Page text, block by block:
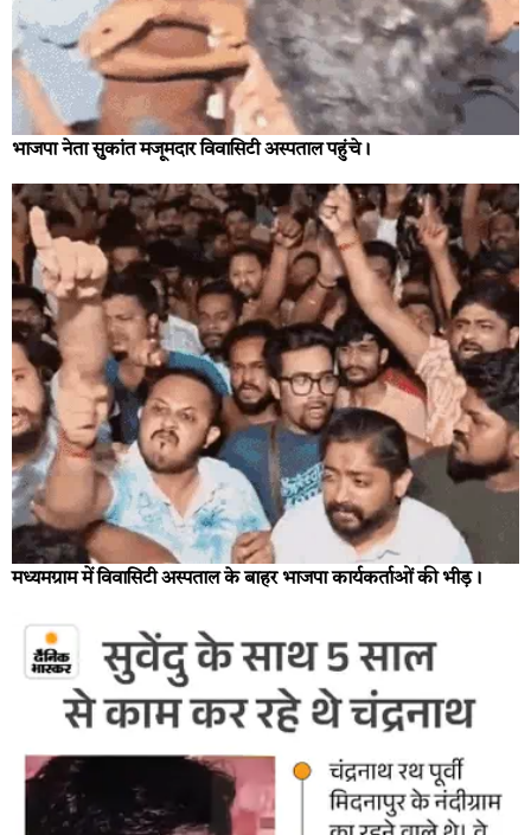
भाजपा नेता सुकांत मजूमदार विवासिटी अस्पताल पहुंचे।
मध्यमग्राम में विवासिटी अस्पताल के बाहर भाजपा कार्यकर्ताओं की भीड़।